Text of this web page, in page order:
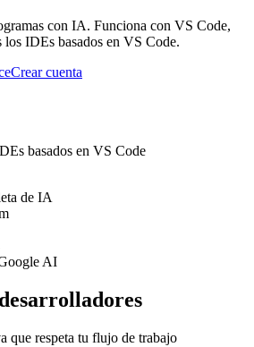
con IA. Funciona con VS Code,
IDEs basados en VS Code.
Crear cuenta
basados en VS Code
de IA
AI
que respeta tu flujo de trabajo